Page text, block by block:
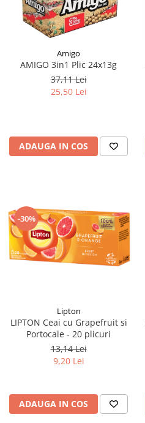
Amigo
AMIGO 3in1 Plic 24x13g
37,11 Lei
25,50 Lei
ADAUGA IN COS
-30%
Lipton
LIPTON Ceai cu Grapefruit si
Portocale - 20 plicuri
13,14 Lei
9,20 Lei
ADAUGA IN COS